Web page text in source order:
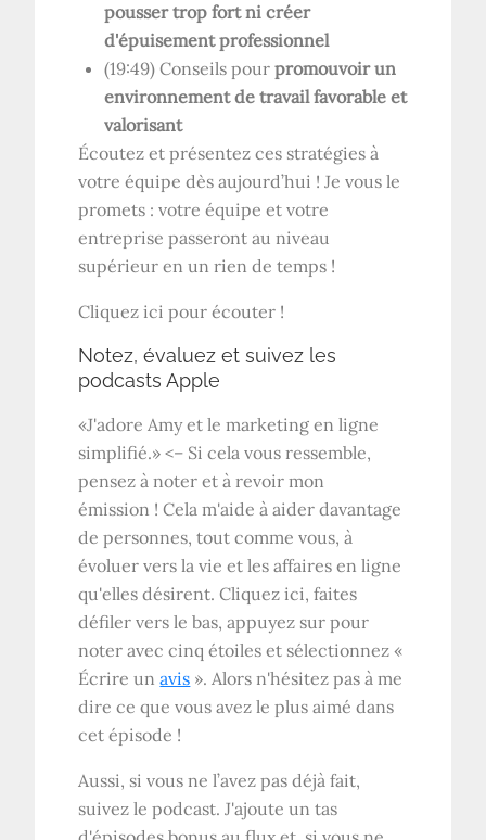
pousser trop fort ni créer
d'épuisement professionnel
(19:49) Conseils pourpromouvoir un
environnement de travail favorable et
valorisant
Écoutez et présentez ces stratégies à
votre équipe dès aujourd’hui ! Je vous le
promets : votre équipe et votre
entreprise passeront au niveau
supérieur en un rien de temps !
Cliquez ici pour écouter !
Notez, évaluez et suivez les
podcasts Apple
«J'adore Amy et le marketing en ligne
simplifié.» <– Si cela vous ressemble,
pensez à noter et à revoir mon
émission ! Cela m'aide à aider davantage
de personnes, tout comme vous, à
évoluer vers la vie et les affaires en ligne
qu'elles désirent. Cliquez ici, faites
défiler vers le bas, appuyez sur pour
noter avec cinq étoiles et sélectionnez «
Écrire unavis ». Alors n'hésitez pas à me
dire ce que vous avez le plus aimé dans
cet épisode !
Aussi, si vous ne l’avez pas déjà fait,
suivez le podcast. J'ajoute un tas